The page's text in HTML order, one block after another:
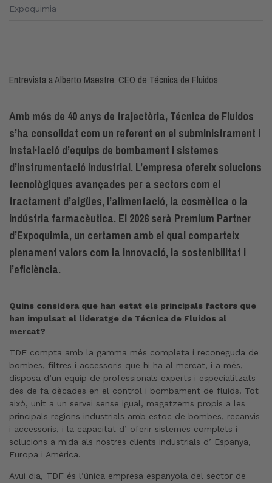
Expoquimia
Entrevista a Alberto Maestre, CEO de Técnica de Fluidos
Amb més de 40 anys de trajectòria, Técnica de Fluidos
s’ha consolidat com un referent en el subministrament i
instal·lació d’equips de bombament i sistemes
d’instrumentació industrial. L’empresa ofereix solucions
tecnològiques avançades per a sectors com el
tractament d’aigües, l’alimentació, la cosmètica o la
indústria farmacèutica. El 2026 serà Premium Partner
d’Expoquimia, un certamen amb el qual comparteix
plenament valors com la innovació, la sostenibilitat i
l’eficiència.
Quins considera que han estat els principals factors que
han impulsat el lideratge de Técnica de Fluidos al
mercat?
TDF compta amb la gamma més completa i reconeguda de
bombes, filtres i accessoris que hi ha al mercat, i a més,
disposa d’un equip de professionals experts i especialitzats
des de fa dècades en el control i bombament de fluids. Tot
això, unit a un servei sense igual, magatzems propis a les
principals regions industrials amb estoc de bombes, recanvis
i accessoris, i la capacitat d’ oferir sistemes complets i
solucions a mida als nostres clients industrials d’ Espanya,
Europa i Amèrica.
Avui dia, TDF és l’única empresa espanyola del sector de